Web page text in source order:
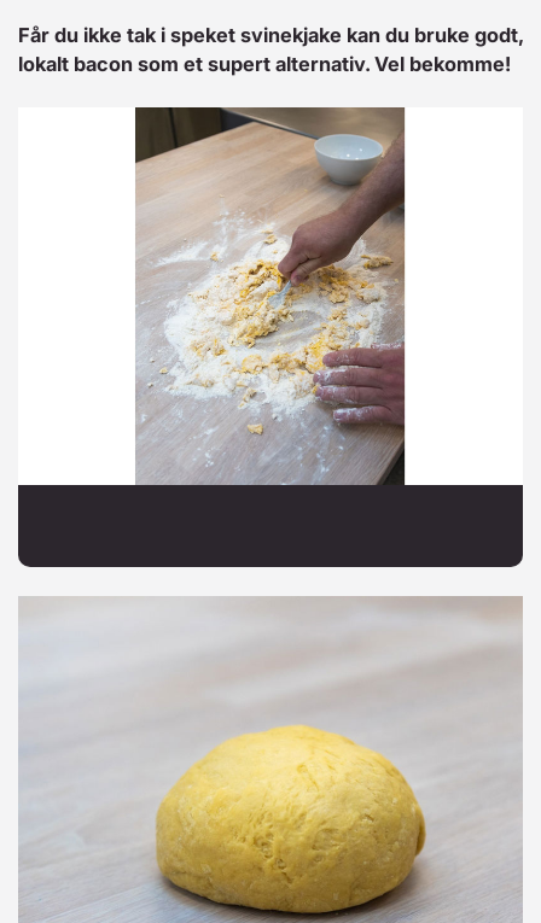
Får du ikke tak i speket svinekjake kan du bruke godt,
lokalt bacon som et supert alternativ. Vel bekomme!